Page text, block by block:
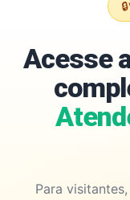
🔒
Acesse
Para